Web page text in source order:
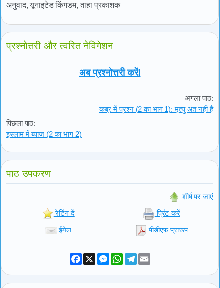
अनुवाद, यूनाइटेड किंगडम, ताहा प्रकाशक
प्रश्नोत्तरी और त्वरित नेविगेशन
अब प्रश्नोत्तरी करें!
पिछला पाठ:
इस्लाम में ब्याज (2 का भाग 2)
अगला पाठ:
कब्र में प्रश्न (2 का भाग 1): मृत्यु अंत नहीं है
पाठ उपकरण
शीर्ष पर जाएं
रेटिंग दें प्रिंट करें
ईमेल पीडीएफ प्रारूप
Facebook
X Messenger
WhatsApp
Telegram